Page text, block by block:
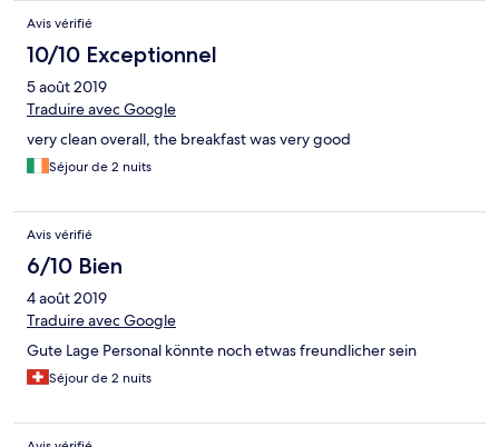
Avis vérifié
10/10 Exceptionnel
5 août 2019
Traduire avec Google
very clean overall, the breakfast was very good
Séjour de 2 nuits
Avis vérifié
6/10 Bien
4 août 2019
Traduire avec Google
Gute Lage Personal könnte noch etwas freundlicher sein
Séjour de 2 nuits